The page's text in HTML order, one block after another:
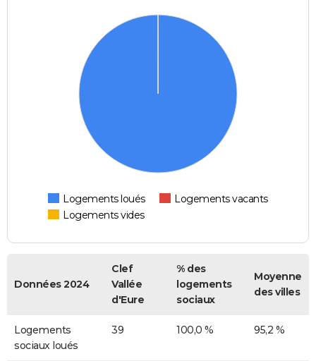
Logements loués
Logements vacants
Logements vides
Données 2024
Clef
Vallée
d'Eure
% des
logements
sociaux
Moyenne
des villes
Logements
sociaux loués
39 100,0 % 95,2 %